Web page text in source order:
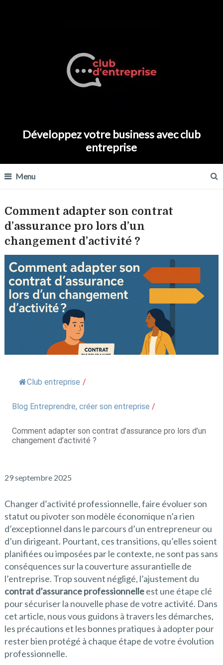
Développez votre business avec club
entreprise
Menu
Comment adapter son contrat
d’assurance pro lors d’un
changement d’activité ?
Club entreprise /
Blog Entreprendre, créer son entreprise /
Comment adapter son contrat d’assurance pro lors d’un
changement d’activité ?
29 septembre 2025
Changer d’activité professionnelle, faire évoluer son
statut ou pivoter son modèle économique n’a rien
d’exceptionnel dans le parcours d’un entrepreneur ou
d’un dirigeant. Pourtant, ces transitions, qu’elles soient
planifiées ou imposées par le contexte, ne sont pas sans
conséquences sur la couverture assurantielle de
l’entreprise. Trop souvent négligé, l’ajustement du
contrat d’assurance professionnelleest une étape clé
pour sécuriser la nouvelle phase de votre activité. Dans
cet article, nous vous guidons à travers les démarches,
les précautions et les bonnes pratiques à adopter pour
rester bien protégé à chaque étape de votre évolution
professionnelle.